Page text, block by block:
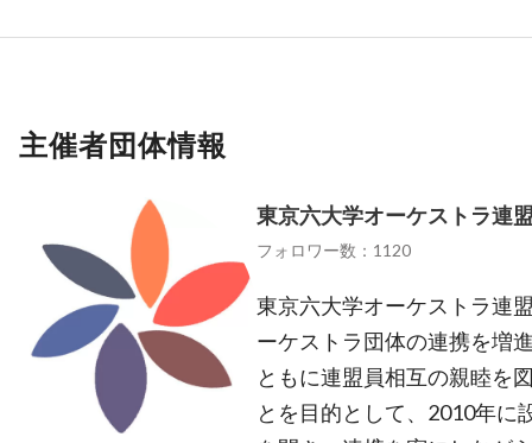
主催者団体情報
東京六大学オーケストラ連
フォロワー数：1120
東京六大学オーケストラ連
ーケストラ団体の連携を増
ともに連盟員相互の親睦を
とを目的として、2010年に